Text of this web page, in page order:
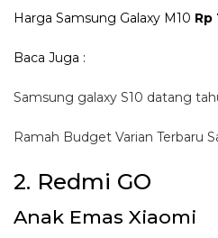
Harga Samsung Galaxy M10 Rp
Baca Juga :
Samsung galaxy S10 datang
Ramah Budget Varian Terbaru
2. Redmi GO
Anak Emas Xiaomi